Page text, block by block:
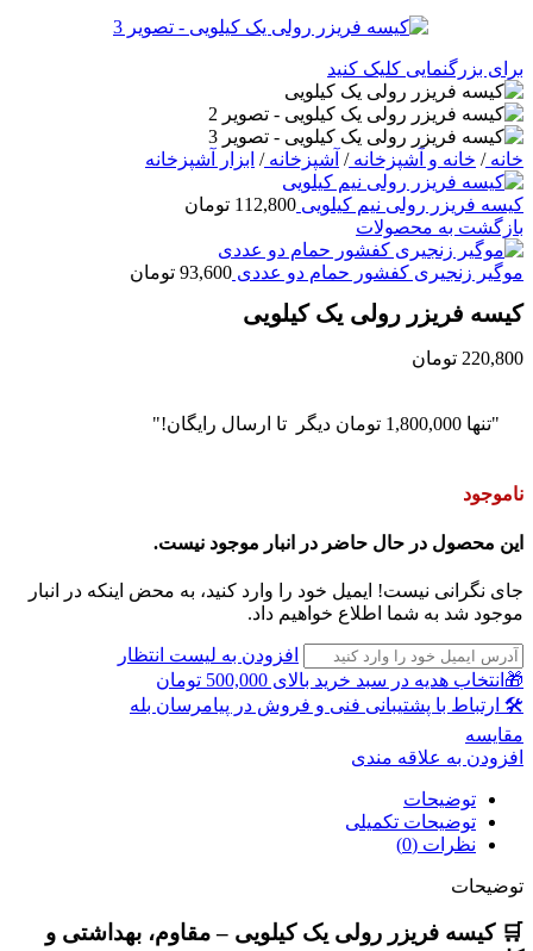
برای بزرگنمایی کلیک کنید
خانه/ خانه و آشپزخانه/ آشپزخانه/ ابزار آشپزخانه
کیسه فریزر رولی نیم کیلویی 112,800 تومان
بازگشت به محصولات
موگیر زنجیری کفشور حمام دو عددی 93,600 تومان
کیسه فریزر رولی یک کیلویی
220,800 تومان
"تنها 1,800,000 تومان دیگر تا ارسال رایگان!"
ناموجود
این محصول در حال حاضر در انبار موجود نیست.
جای نگرانی نیست! ایمیل خود را وارد کنید، به محض اینکه در انبار
موجود شد به شما اطلاع خواهیم داد.
افزودن به لیست انتظار
🎁انتخاب هدیه در سبد خرید بالای 500,000 تومان
🛠 ارتباط با پشتیبانی فنی و فروش در پیامرسان بله
مقايسه
افزودن به علاقه مندی
توضیحات
توضیحات تکمیلی
نظرات (0)
توضیحات
🛒 کیسه فریزر رولی یک کیلویی – مقاوم، بهداشتی و